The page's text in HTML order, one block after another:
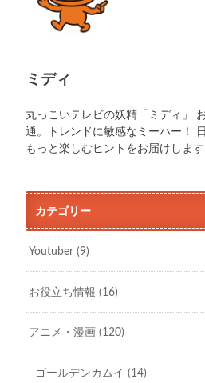
ミディ
丸っこいテレビの妖精「ミディ」
通。トレンドに敏感なミーハー！
もっと楽しむヒントをお届けします
カテゴリー
Youtuber(9)
お役立ち情報(16)
アニメ・漫画(120)
ゴールデンカムイ (14)